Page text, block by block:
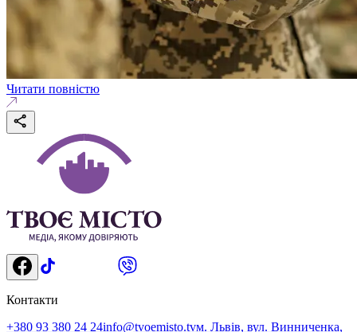
Читати повністю
Контакти
+380 93 380 24 24info@tvoemisto.tvм. Львів, вул. Винниченка,